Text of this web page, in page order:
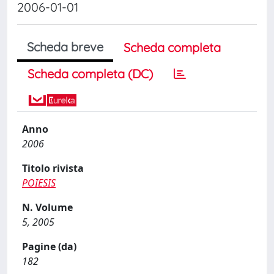
2006-01-01
Scheda breve
Scheda completa
Scheda completa (DC)
Anno
2006
Titolo rivista
POIESIS
N. Volume
5, 2005
Pagine (da)
182